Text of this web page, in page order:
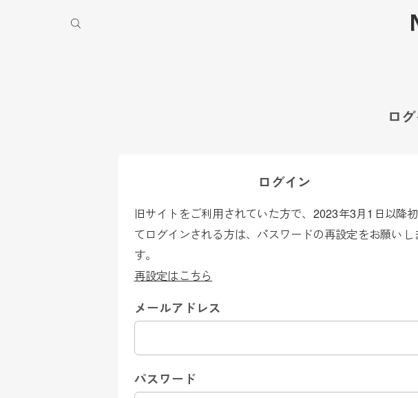
休業のお知らせ 2026
ロ
ログイン
旧サイトをご利用されていた方で、2023年3月1日以降
てログインされる方は、パスワードの再設定をお願いし
す。
再設定はこちら
メールアドレス
パスワード